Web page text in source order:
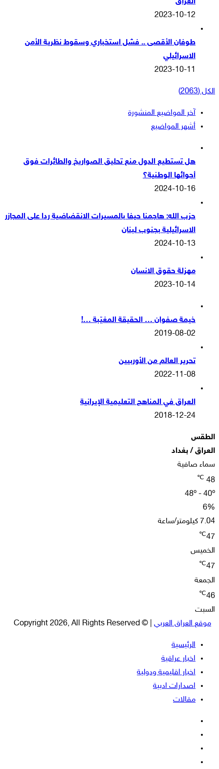
2023-10-12
طوفان الأقصى .. فشل استخباري وسقوط نظرية الأمن
الاسرائيلي
2023-10-11
الكل (2063)
آخر المواضيع المنشورة
أشهر المواضيع
هل تستطيع الدول منع تحليق الصواريخ والطائرات فوق
أجوائها الوطنية؟
2024-10-16
حزب الله: هاجمنا حيفا بالمسيرات الانقضاضية ردا على المجازر
الاسرائيلية بجنوب لبنان
2024-10-13
مهزلة حقوق الانسان
2023-10-14
خيمة صفوان … الحقيقة المغيّبة …!
2019-08-02
تحرير العالم من الأوربيين
2022-11-08
العراق في المناهج التعليمية الإيرانية
2018-12-24
الطقس
العراق / بغداد
سماء صافية
48
℃
48º - 40º
6%
7.04 كيلومتر/ساعة
47
℃
الخميس
47
℃
الجمعة
46
℃
السبت
موقع العراق العربي | © Copyright 2026, All Rights Reserved
الرئيسية
اخبار عراقية
اخبار اقليمية ودولية
اصدارات ادبية
مقالات